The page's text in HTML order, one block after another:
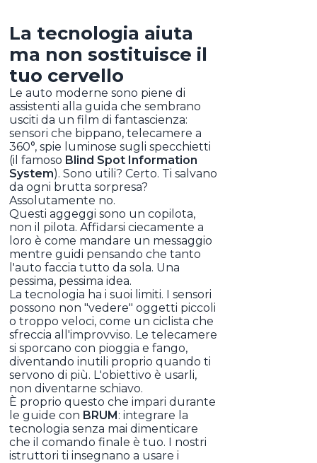
La tecnologia aiuta
ma non sostituisce il
tuo cervello
Le auto moderne sono piene di
assistenti alla guida che sembrano
usciti da un film di fantascienza:
sensori che bippano, telecamere a
360°, spie luminose sugli specchietti
(il famoso Blind Spot Information
System). Sono utili? Certo. Ti salvano
da ogni brutta sorpresa?
Assolutamente no.
Questi aggeggi sono un copilota,
non il pilota. Affidarsi ciecamente a
loro è come mandare un messaggio
mentre guidi pensando che tanto
l'auto faccia tutto da sola. Una
pessima, pessima idea.
La tecnologia ha i suoi limiti. I sensori
possono non "vedere" oggetti piccoli
o troppo veloci, come un ciclista che
sfreccia all'improvviso. Le telecamere
si sporcano con pioggia e fango,
diventando inutili proprio quando ti
servono di più. L'obiettivo è usarli,
non diventarne schiavo.
È proprio questo che impari durante
le guide con BRUM: integrare la
tecnologia senza mai dimenticare
che il comando finale è tuo. I nostri
istruttori ti insegnano a usare i